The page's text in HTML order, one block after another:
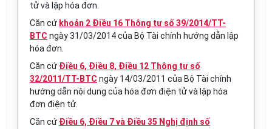
tử và lập hóa đơn.
Căn cứ khoản 2 Điều 16 Thông tư số 39/2014/TT-
BTC ngày 31/03/2014 của Bộ Tài chính hướng dẫn lập
hóa đơn.
Căn cứ Điều 6, Điều 8, Điều 12 Thông tư số
32/2011/TT-BTC ngày 14/03/2011 của Bộ Tài chính
hướng dẫn nội dung của hóa đơn điện tử và lập hóa
đơn điện tử.
Căn cứ Điều 6, Điều 7 và Điều 35 Nghị định số